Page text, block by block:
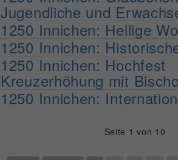
Jugendliche und
1250 Innichen: Heilige
1250 Innichen:
1250 Innichen: Hochfest
Kreuzerhöhung mit
1250 Innichen:
Seite 1 von 10